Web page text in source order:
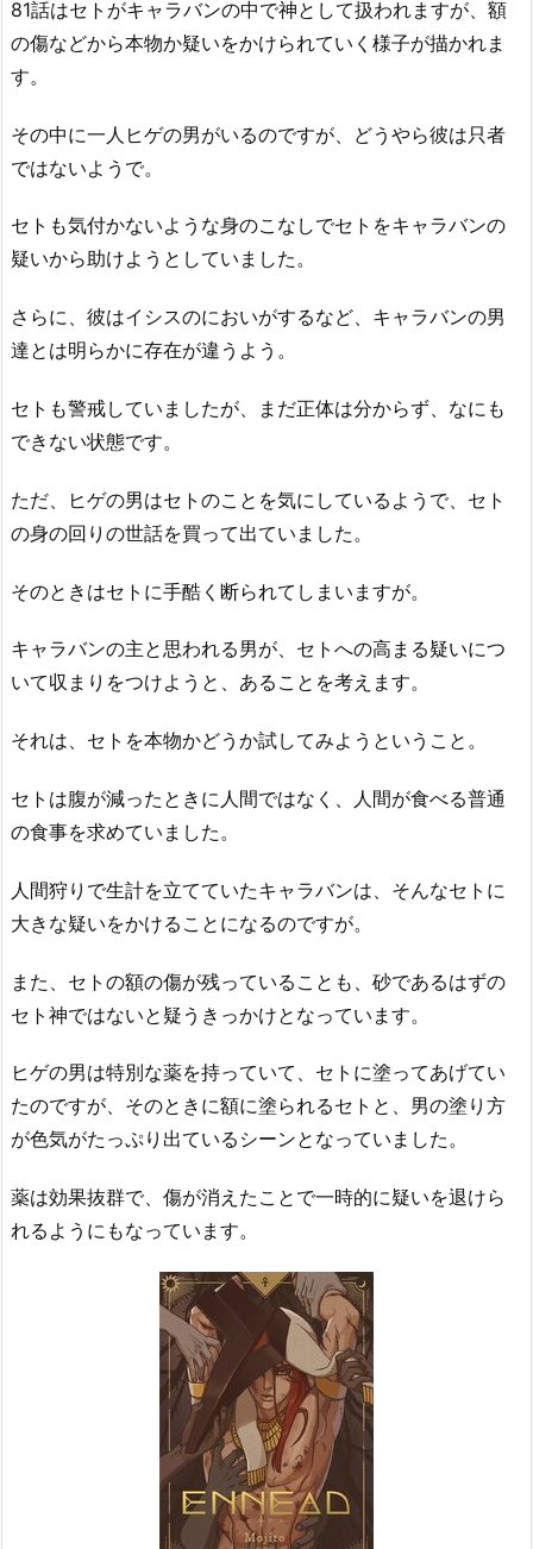
81話はセトがキャラバンの中で神として扱われますが、額
の傷などから本物か疑いをかけられていく様子が描かれま
す。
その中に一人ヒゲの男がいるのですが、どうやら彼は只者
ではないようで。
セトも気付かないような身のこなしでセトをキャラバンの
疑いから助けようとしていました。
さらに、彼はイシスのにおいがするなど、キャラバンの男
達とは明らかに存在が違うよう。
セトも警戒していましたが、まだ正体は分からず、なにも
できない状態です。
ただ、ヒゲの男はセトのことを気にしているようで、セト
の身の回りの世話を買って出ていました。
そのときはセトに手酷く断られてしまいますが。
キャラバンの主と思われる男が、セトへの高まる疑いにつ
いて収まりをつけようと、あることを考えます。
それは、セトを本物かどうか試してみようということ。
セトは腹が減ったときに人間ではなく、人間が食べる普通
の食事を求めていました。
人間狩りで生計を立てていたキャラバンは、そんなセトに
大きな疑いをかけることになるのですが。
また、セトの額の傷が残っていることも、砂であるはずの
セト神ではないと疑うきっかけとなっています。
ヒゲの男は特別な薬を持っていて、セトに塗ってあげてい
たのですが、そのときに額に塗られるセトと、男の塗り方
が色気がたっぷり出ているシーンとなっていました。
薬は効果抜群で、傷が消えたことで一時的に疑いを退けら
れるようにもなっています。